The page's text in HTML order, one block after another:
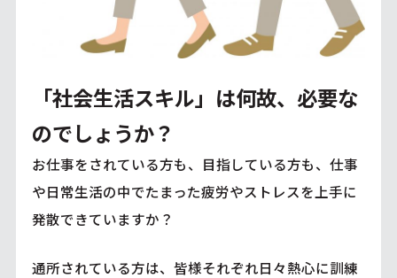
「社会生活スキル」は何故、必要な
のでしょうか？
お仕事をされている方も、目指している方も、仕事
や日常生活の中でたまった疲労やストレスを上手に
発散できていますか？
通所されている方は、皆様それぞれ日々熱心に訓練